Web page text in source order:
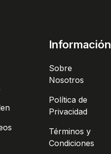
Información
Sobre
Nosotros
Política de
Privacidad
Términos y
Condiciones